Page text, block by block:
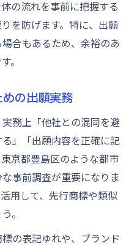
の流れを事前に把握する
を防げます。特に、出願
合もあるため、余裕のあ
。
の出願実務
務上「他社との混同を避
」「出願内容を正確に記
京都豊島区のような都市
事前調査が重要になりま
用して、先行商標や類似
。
の表記ゆれや、ブランド